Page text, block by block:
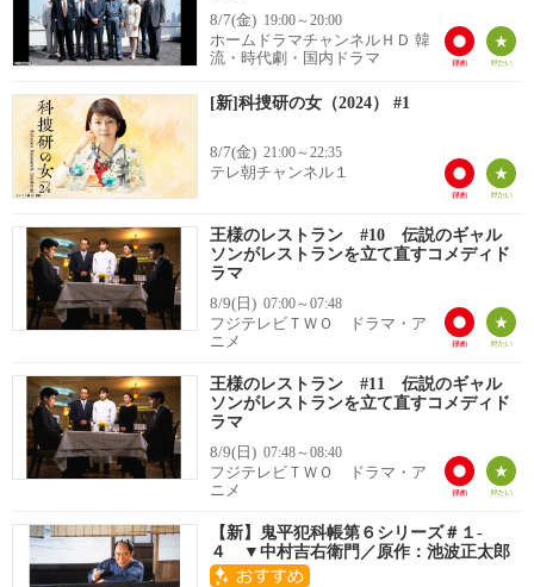
8/7(金) 19:00～20:00
ホームドラマチャンネルＨＤ 韓
流・時代劇・国内ドラマ
[新]科捜研の女（2024） #1
8/7(金) 21:00～22:35
テレ朝チャンネル１
王様のレストラン #10 伝説のギャル
ソンがレストランを立て直すコメディド
ラマ
8/9(日) 07:00～07:48
フジテレビＴＷＯ ドラマ・ア
ニメ
王様のレストラン #11 伝説のギャル
ソンがレストランを立て直すコメディド
ラマ
8/9(日) 07:48～08:40
フジテレビＴＷＯ ドラマ・ア
ニメ
【新】鬼平犯科帳第６シリーズ＃１-
４ ▼中村吉右衛門／原作：池波正太郎